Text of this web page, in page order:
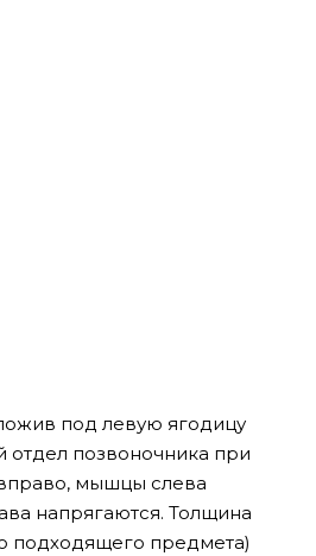
под левую ягодицу
отдел позвоночника при
мышцы слева
напрягаются. Толщина
подходящего предмета)